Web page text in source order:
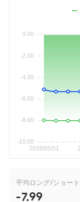
平均ロング/ショー
-7.99